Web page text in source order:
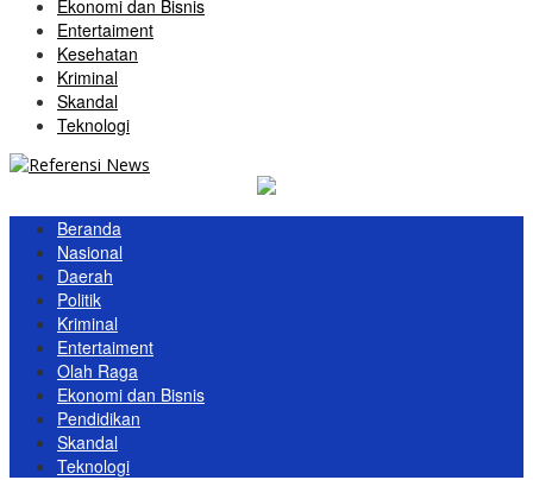
Ekonomi dan Bisnis
Entertaiment
Kesehatan
Kriminal
Skandal
Teknologi
Beranda
Nasional
Daerah
Politik
Kriminal
Entertaiment
Olah Raga
Ekonomi dan Bisnis
Pendidikan
Skandal
Teknologi